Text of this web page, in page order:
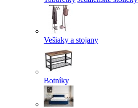
Vešiaky a stojany
Botníky